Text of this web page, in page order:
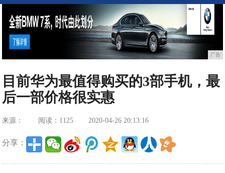
广告
目前华为最值得购买的3部手机，最
后一部价格很实惠
来源： 阅读：1125 2020-04-26 20:13:16
分享：